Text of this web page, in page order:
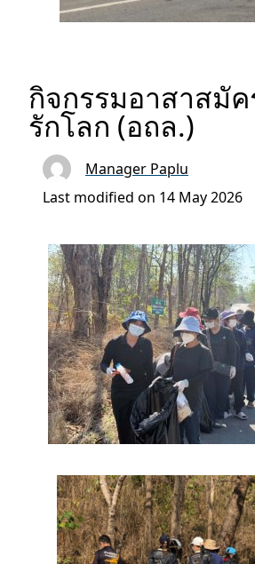
กิจกรรมอาสาสมั
รักโลก (อถล.)
Manager Paplu
Last modified on 14 May 2026